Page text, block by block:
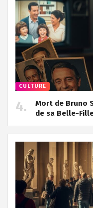
CULTURE
Mort de Bruno
de sa Belle-